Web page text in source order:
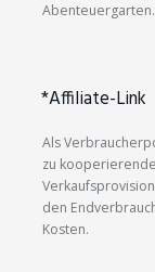
Abenteuergarten.
*Affiliate-Link
Als
zu
den
Kosten.